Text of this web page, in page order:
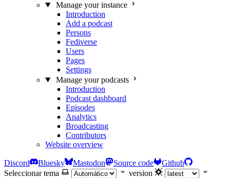
Manage your instance
Introduction
Add a podcast
Persons
Fediverse
Users
Pages
Settings
Manage your podcasts
Introduction
Podcast dashboard
Episodes
Analytics
Broadcasting
Contributors
Website overview
Discord Bluesky Mastodon Source code
Github
Seleccionar tema
version